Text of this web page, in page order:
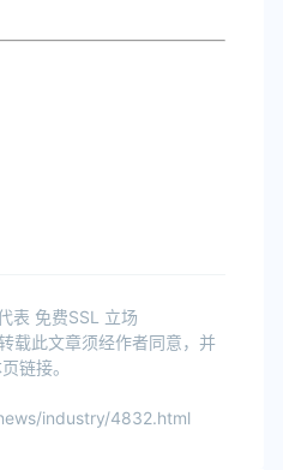
表 免费SSL 立场
载此文章须经作者同意，并
链接。
industry/4832.html